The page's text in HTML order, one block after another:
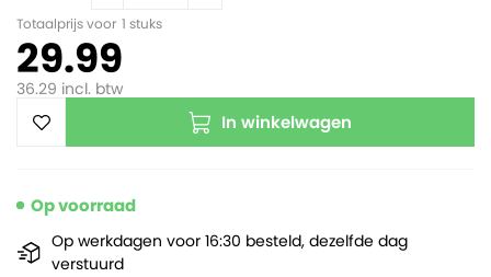
Totaalprijs voor 1 stuks
29.99
36.29 incl. btw
In winkelwagen
Op voorraad
Op werkdagen voor 16:30 besteld, dezelfde dag
verstuurd